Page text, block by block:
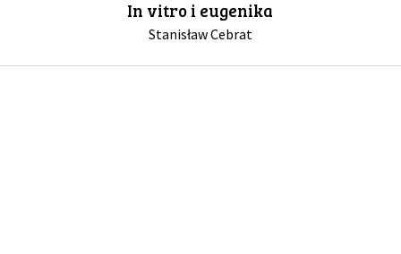
In vitro i eugenika
Stanisław Cebrat